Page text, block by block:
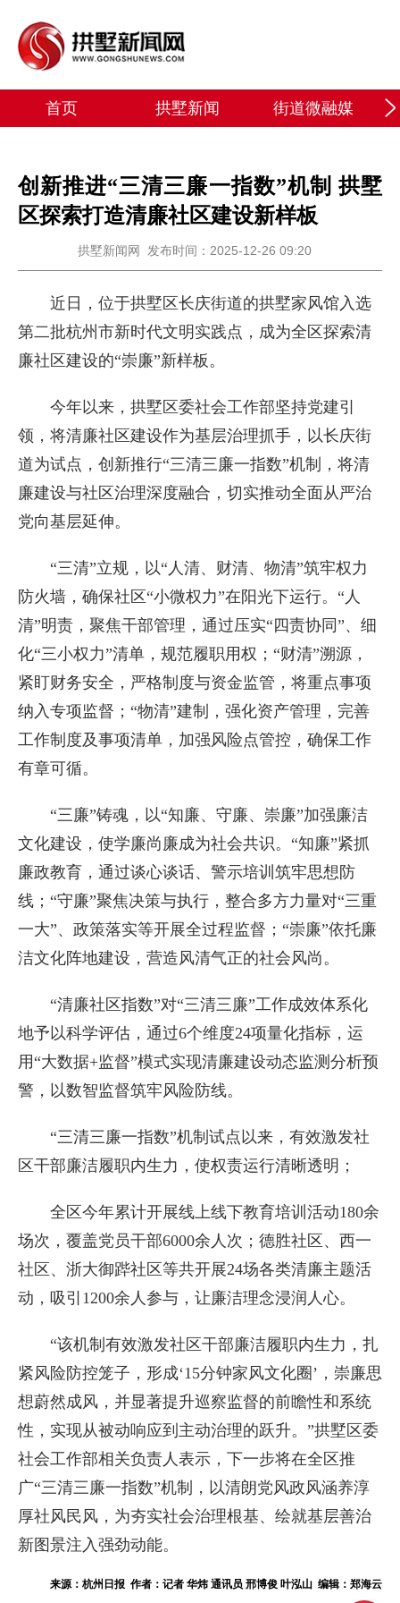
首页 拱墅新闻 街道微融媒
创新推进“三清三廉一指数”机制 拱墅
区探索打造清廉社区建设新样板
拱墅新闻网 发布时间：2025-12-26 09:20
近日，位于拱墅区长庆街道的拱墅家风馆入选
第二批杭州市新时代文明实践点，成为全区探索清
廉社区建设的“崇廉”新样板。
今年以来，拱墅区委社会工作部坚持党建引
领，将清廉社区建设作为基层治理抓手，以长庆街
道为试点，创新推行“三清三廉一指数”机制，将清
廉建设与社区治理深度融合，切实推动全面从严治
党向基层延伸。
“三清”立规，以“人清、财清、物清”筑牢权力
防火墙，确保社区“小微权力”在阳光下运行。“人
清”明责，聚焦干部管理，通过压实“四责协同”、细
化“三小权力”清单，规范履职用权；“财清”溯源，
紧盯财务安全，严格制度与资金监管，将重点事项
纳入专项监督；“物清”建制，强化资产管理，完善
工作制度及事项清单，加强风险点管控，确保工作
有章可循。
“三廉”铸魂，以“知廉、守廉、崇廉”加强廉洁
文化建设，使学廉尚廉成为社会共识。“知廉”紧抓
廉政教育，通过谈心谈话、警示培训筑牢思想防
线；“守廉”聚焦决策与执行，整合多方力量对“三重
一大”、政策落实等开展全过程监督；“崇廉”依托廉
洁文化阵地建设，营造风清气正的社会风尚。
“清廉社区指数”对“三清三廉”工作成效体系化
地予以科学评估，通过6个维度24项量化指标，运
用“大数据+监督”模式实现清廉建设动态监测分析预
警，以数智监督筑牢风险防线。
“三清三廉一指数”机制试点以来，有效激发社
区干部廉洁履职内生力，使权责运行清晰透明；
全区今年累计开展线上线下教育培训活动180余
场次，覆盖党员干部6000余人次；德胜社区、西一
社区、浙大御跸社区等共开展24场各类清廉主题活
动，吸引1200余人参与，让廉洁理念浸润人心。
“该机制有效激发社区干部廉洁履职内生力，扎
紧风险防控笼子，形成‘15分钟家风文化圈’，崇廉思
想蔚然成风，并显著提升巡察监督的前瞻性和系统
性，实现从被动响应到主动治理的跃升。”拱墅区委
社会工作部相关负责人表示，下一步将在全区推
广“三清三廉一指数”机制，以清朗党风政风涵养淳
厚社风民风，为夯实社会治理根基、绘就基层善治
新图景注入强劲动能。
来源：杭州日报 作者：记者 华炜 通讯员 邢博俊 叶泓山 编辑：郑海云